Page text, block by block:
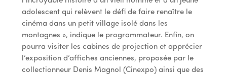
adolescent qui relèvent le défi de faire renaître le
cinéma dans un petit village isolé dans les
montagnes », indique le programmateur. Enfin, on
pourra visiter les cabines de projection et apprécier
l’exposition d’affiches anciennes, proposée par le
collectionneur Denis Magnol (Cinexpo) ainsi que des